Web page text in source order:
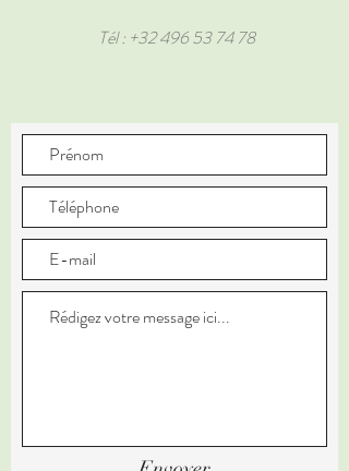
Tél : +32 496 53 74 78